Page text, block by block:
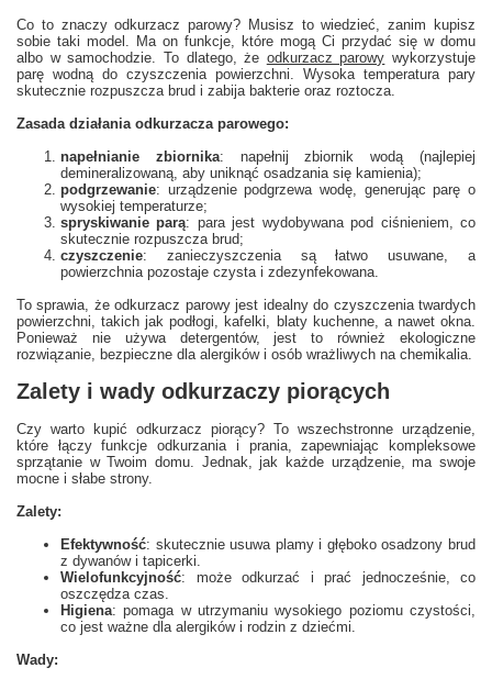
Co to znaczy odkurzacz parowy? Musisz to wiedzieć, zanim kupisz
sobie taki model. Ma on funkcje, które mogą Ci przydać się w domu
albo w samochodzie. To dlatego, że odkurzacz parowy wykorzystuje
parę wodną do czyszczenia powierzchni. Wysoka temperatura pary
skutecznie rozpuszcza brud i zabija bakterie oraz roztocza.
Zasada działania odkurzacza parowego:
napełnianie zbiornika: napełnij zbiornik wodą (najlepiej
demineralizowaną, aby uniknąć osadzania się kamienia);
podgrzewanie: urządzenie podgrzewa wodę, generując parę o
wysokiej temperaturze;
spryskiwanie parą: para jest wydobywana pod ciśnieniem, co
skutecznie rozpuszcza brud;
czyszczenie: zanieczyszczenia są łatwo usuwane, a
powierzchnia pozostaje czysta i zdezynfekowana.
To sprawia, że odkurzacz parowy jest idealny do czyszczenia twardych
powierzchni, takich jak podłogi, kafelki, blaty kuchenne, a nawet okna.
Ponieważ nie używa detergentów, jest to również ekologiczne
rozwiązanie, bezpieczne dla alergików i osób wrażliwych na chemikalia.
Zalety i wady odkurzaczy piorących
Czy warto kupić odkurzacz piorący? To wszechstronne urządzenie,
które łączy funkcje odkurzania i prania, zapewniając kompleksowe
sprzątanie w Twoim domu. Jednak, jak każde urządzenie, ma swoje
mocne i słabe strony.
Zalety:
Efektywność: skutecznie usuwa plamy i głęboko osadzony brud
z dywanów i tapicerki.
Wielofunkcyjność: może odkurzać i prać jednocześnie, co
oszczędza czas.
Higiena: pomaga w utrzymaniu wysokiego poziomu czystości,
co jest ważne dla alergików i rodzin z dziećmi.
Wady: